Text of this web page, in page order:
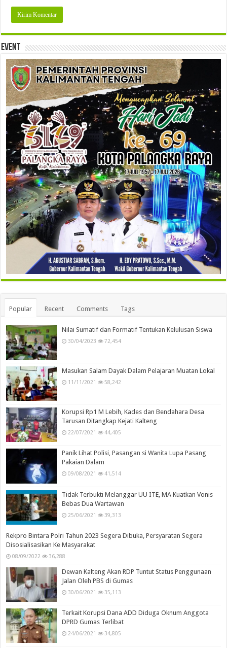
Event
Popular Recent Comments Tags
Nilai Sumatif dan Formatif Tentukan Kelulusan Siswa
30/04/2023 72,454
Masukan Salam Dayak Dalam Pelajaran Muatan Lokal
11/11/2021 58,242
Korupsi Rp1 M Lebih, Kades dan Bendahara Desa
Tarusan Ditangkap Kejati Kalteng
22/07/2021 44,405
Panik Lihat Polisi, Pasangan si Wanita Lupa Pasang
Pakaian Dalam
09/08/2021 41,514
Tidak Terbukti Melanggar UU ITE, MA Kuatkan Vonis
Bebas Dua Wartawan
25/06/2021 39,313
Rekpro Bintara Polri Tahun 2023 Segera Dibuka, Persyaratan Segera
Disosialisasikan Ke Masyarakat
08/09/2022 36,288
Dewan Kalteng Akan RDP Tuntut Status Penggunaan
Jalan Oleh PBS di Gumas
30/06/2021 35,113
Terkait Korupsi Dana ADD Diduga Oknum Anggota
DPRD Gumas Terlibat
24/06/2021 34,805